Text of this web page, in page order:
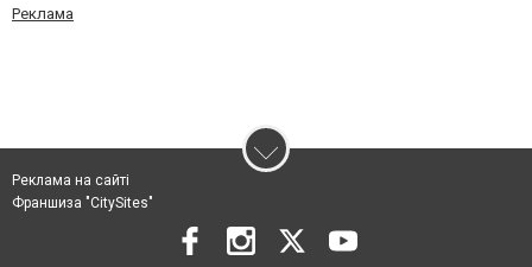
Реклама
Реклама на сайті
Франшиза "CitySites"